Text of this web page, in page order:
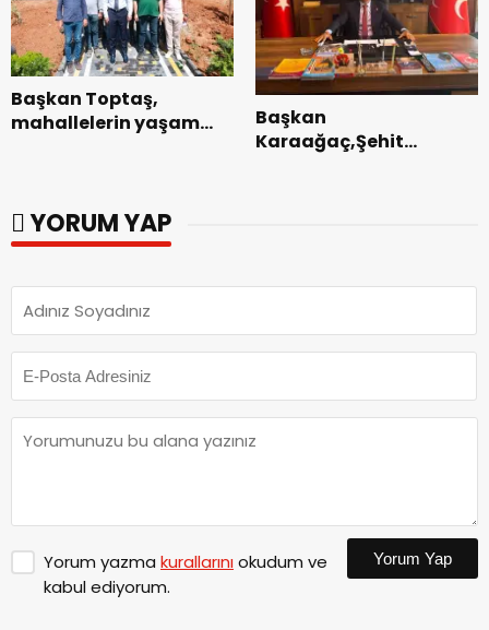
Başkan Toptaş,
mahallelerin yaşam
Başkan
Karaağaç,Şehit
YORUM YAP
Yorum yazma kurallarınıokudum ve
kabul ediyorum.
Yorum Yap